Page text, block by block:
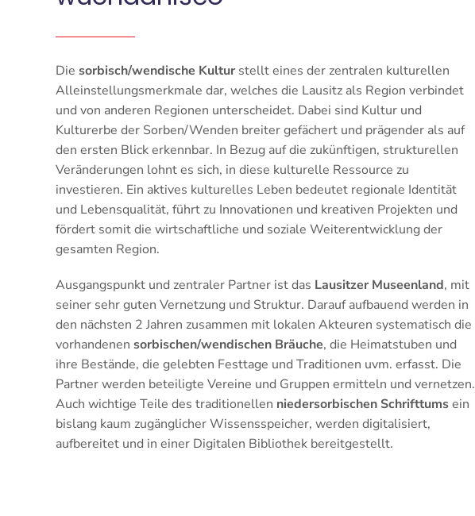
Diesorbisch/wendische Kultur stellt eines der zentralen kulturellen
Alleinstellungsmerkmale dar, welches die Lausitz als Region verbindet
und von anderen Regionen unterscheidet. Dabei sind Kultur und
Kulturerbe der Sorben/Wenden breiter gefächert und prägender als auf
den ersten Blick erkennbar. In Bezug auf die zukünftigen, strukturellen
Veränderungen lohnt es sich, in diese kulturelle Ressource zu
investieren. Ein aktives kulturelles Leben bedeutet regionale Identität
und Lebensqualität, führt zu Innovationen und kreativen Projekten und
fördert somit die wirtschaftliche und soziale Weiterentwicklung der
gesamten Region.
Ausgangspunkt und zentraler Partner ist das Lausitzer Museenland, mit
seiner sehr guten Vernetzung und Struktur. Darauf aufbauend werden in
den nächsten 2 Jahren zusammen mit lokalen Akteuren systematisch die
vorhandenensorbischen/wendischen Bräuche, die Heimatstuben und
ihre Bestände, die gelebten Festtage und Traditionen uvm. erfasst. Die
Partner werden beteiligte Vereine und Gruppen ermitteln und vernetzen.
Auch wichtige Teile des traditionellen niedersorbischen Schrifttumsein
bislang kaum zugänglicher Wissensspeicher, werden digitalisiert,
aufbereitet und in einer Digitalen Bibliothek bereitgestellt.